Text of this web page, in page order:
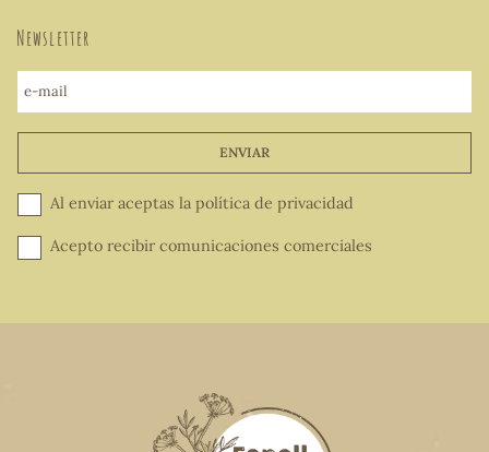
Newsletter
e-mail
ENVIAR
Al enviar aceptas la política de privacidad
Acepto recibir comunicaciones comerciales